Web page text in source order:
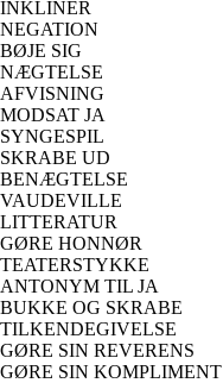
INKLINER
NEGATION
BØJE SIG
NÆGTELSE
AFVISNING
MODSAT JA
SYNGESPIL
SKRABE UD
BENÆGTELSE
VAUDEVILLE
LITTERATUR
GØRE HONNØR
TEATERSTYKKE
ANTONYM TIL JA
BUKKE OG SKRABE
TILKENDEGIVELSE
GØRE SIN REVERENS
GØRE SIN KOMPLIMENT